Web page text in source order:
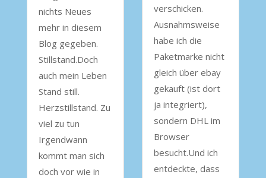
nichts Neues
mehr in diesem
Blog gegeben.
Stillstand.Doch
auch mein Leben
Stand still.
Herzstillstand. Zu
viel zu tun
Irgendwann
kommt man sich
doch vor wie in
verschicken.
Ausnahmsweise
habe ich die
Paketmarke nicht
gleich über ebay
gekauft (ist dort
ja integriert),
sondern DHL im
Browser
besucht.Und ich
entdeckte, dass